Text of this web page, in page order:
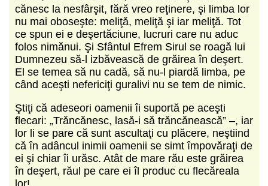
cănesc la nesfârşit, fără vreo reţinere, şi limba lor
nu mai oboseşte: meliţă, meliţă şi iar meliţă. Tot
ce spun ei e deşertăciune, lucruri care nu aduc
folos nimănui. Şi Sfântul Efrem Sirul se roagă lui
Dumnezeu să-l izbăvească de grăirea în deşert.
El se temea să nu cadă, să nu-l piardă limba, pe
când aceşti nefericiţi guralivi nu se tem de nimic.
Ştiţi că adeseori oamenii îi suportă pe aceşti
flecari: „Trăncănesc, lasă-i să trăncănească” –, iar
lor li se pare că sunt ascultaţi cu plăcere, neştiind
că în adâncul inimii oamenii se simt împovăraţi de
ei şi chiar îi urăsc. Atât de mare rău este gră­irea
în deşert, răul pe care ei îl produc cu flecă­reala
lor!